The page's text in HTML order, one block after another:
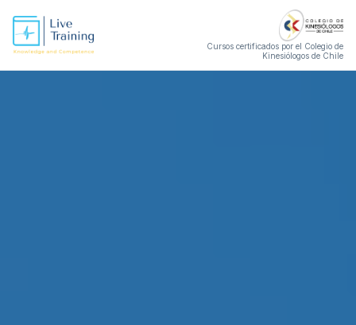
Cursos certificados por el Colegio de
Kinesiólogos de Chile